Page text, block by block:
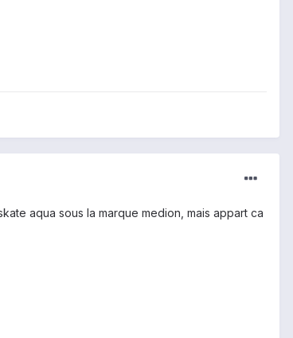
aqua sous la marque medion, mais appart ca